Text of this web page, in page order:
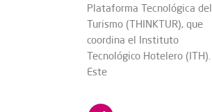
Plataforma Tecnológica del
Turismo (THINKTUR), que
coordina el Instituto
Tecnológico Hotelero (ITH).
Este